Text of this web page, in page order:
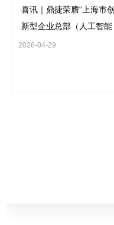
喜讯｜鼎捷荣膺“上海市创
新型企业总部（人工智能
领域）”，叶子祯董事长出
2026-04-29